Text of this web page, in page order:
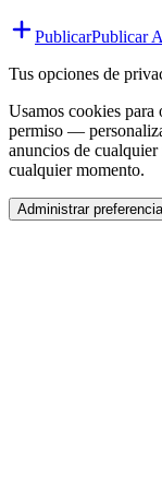
PublicarPublicar
Tus opciones de
Usamos cookies
permiso —
anuncios de
cualquier momento.
Administrar